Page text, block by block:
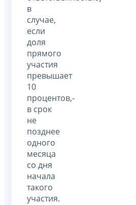
в
случае,
если
доля
прямого
участия
превышает
10
процентов,-
в срок
не
позднее
одного
месяца
со дня
начала
такого
участия.